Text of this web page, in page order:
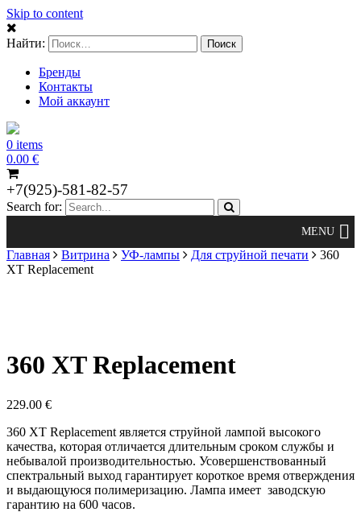
Skip to content
Найти:
Бренды
Контакты
Мой аккаунт
0 items
0.00 €
+7(925)-581-82-57
Search for:
Главная Витрина УФ-лампы Для струйной печати
360
XT Replacement
360 XT Replacement
229.00 €
360 XT Replacement является струйной лампой высокого
качества, которая отличается длительным сроком службы и
небывалой производительностью. Усовершенствованный
спектральный выход гарантирует короткое время отверждения
и выдающуюся полимеризацию. Лампа имеет заводскую
гарантию на 600 часов.